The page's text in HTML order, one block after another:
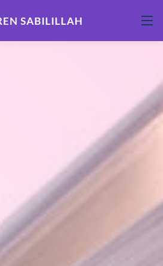
SABILILLAH